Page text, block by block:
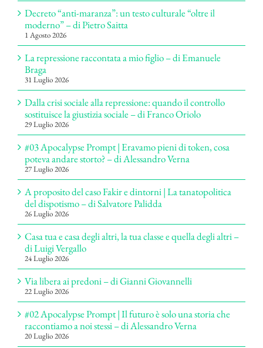
Decreto “anti-maranza”: un testo culturale “oltre il
moderno” – di Pietro Saitta
1 Agosto 2026
La repressione raccontata a mio figlio – di Emanuele
Braga
31 Luglio 2026
Dalla crisi sociale alla repressione: quando il controllo
sostituisce la giustizia sociale – di Franco Oriolo
29 Luglio 2026
#03 Apocalypse Prompt | Eravamo pieni di token, cosa
poteva andare storto? – di Alessandro Verna
27 Luglio 2026
A proposito del caso Fakir e dintorni | La tanatopolitica
del dispotismo – di Salvatore Palidda
26 Luglio 2026
Casa tua e casa degli altri, la tua classe e quella degli altri –
di Luigi Vergallo
24 Luglio 2026
Via libera ai predoni – di Gianni Giovannelli
22 Luglio 2026
#02 Apocalypse Prompt | Il futuro è solo una storia che
raccontiamo a noi stessi – di Alessandro Verna
20 Luglio 2026